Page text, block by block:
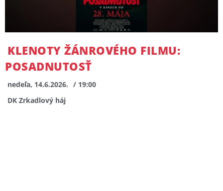
KLENOTY ŽÁNROVÉHO FILMU:
POSADNUTOSŤ
nedeľa, 14.6.2026. / 19:00
DK Zrkadlový háj